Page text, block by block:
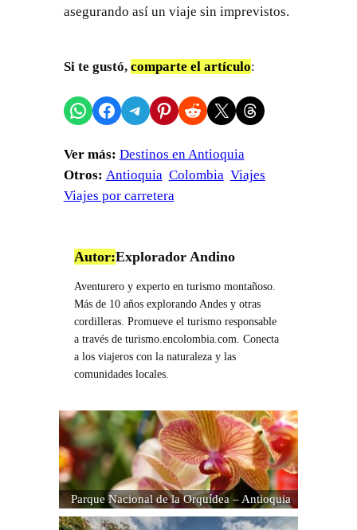
asegurando así un viaje sin imprevistos.
Si te gustó, comparte el artículo:
Compartir en WhatsApp
Compartir en Facebook
Compartir en Telegram
Compartir en Pinterest
Compartir en Reddit
Compartir en X Share on Threads
Ver más: Destinos en Antioquia
Otros: Antioquia Colombia Viajes
Viajes por carretera
Autor:Explorador Andino
Aventurero y experto en turismo montañoso.
Más de 10 años explorando Andes y otras
cordilleras. Promueve el turismo responsable
a través de turismo.encolombia.com. Conecta
a los viajeros con la naturaleza y las
comunidades locales.
Parque Nacional de la Orquídea – Antioquia